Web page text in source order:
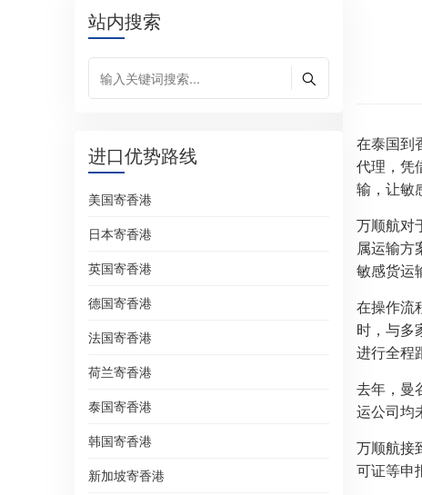
站内搜索
进口优势路线
美国寄香港
日本寄香港
英国寄香港
德国寄香港
法国寄香港
荷兰寄香港
泰国寄香港
韩国寄香港
新加坡寄香港
在泰国到
代理，凭
输，让敏
万顺航对
属运输方
敏感货运
在操作流
时，与多
进行全程
去年，曼
运公司均
万顺航接
可证等申